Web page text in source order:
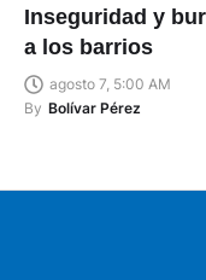
Inseguridad y
a los barrios
agosto 7, 5:00 AM
By Bolívar Pérez